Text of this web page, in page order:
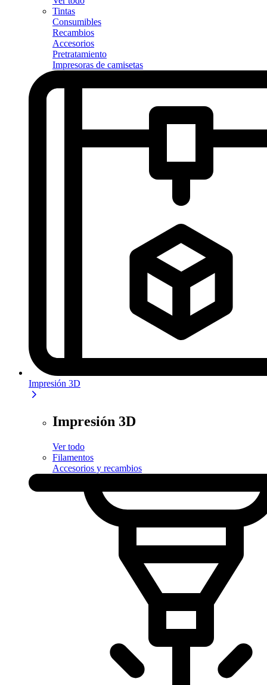
Tintas
Consumibles
Recambios
Accesorios
Pretratamiento
Impresoras de camisetas
Impresión 3D
Impresión 3D
Ver todo
Filamentos
Accesorios y recambios